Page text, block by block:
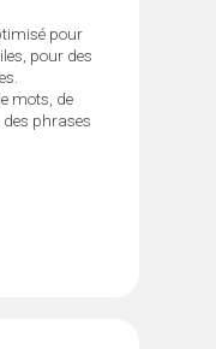
pour
pour des
mots, de
phrases